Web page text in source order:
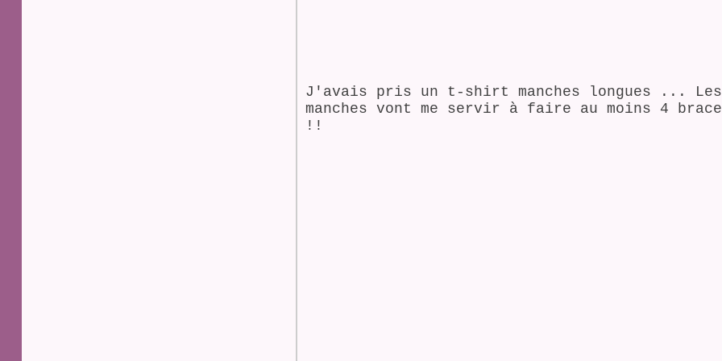
J'avais pris un t-shirt manches longues ... Les
manches vont me servir à faire au moins 4
!!